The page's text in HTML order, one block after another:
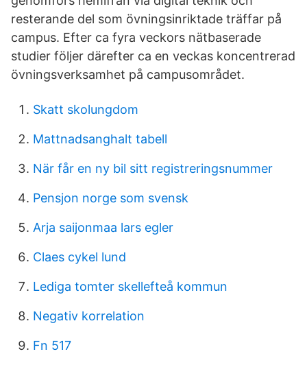
resterande del som övningsinriktade träffar på
campus. Efter ca fyra veckors nätbaserade
studier följer därefter ca en veckas koncentrerad
övningsverksamhet på campusområdet.
Skatt skolungdom
Mattnadsanghalt tabell
När får en ny bil sitt registreringsnummer
Pensjon norge som svensk
Arja saijonmaa lars egler
Claes cykel lund
Lediga tomter skellefteå kommun
Negativ korrelation
Fn 517